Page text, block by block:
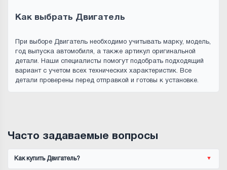
Как выбрать Двигатель
При выборе Двигатель необходимо учитывать марку, модель,
год выпуска автомобиля, а также артикул оригинальной
детали. Наши специалисты помогут подобрать подходящий
вариант с учетом всех технических характеристик. Все
детали проверены перед отправкой и готовы к установке.
Часто задаваемые вопросы
Как купить Двигатель?